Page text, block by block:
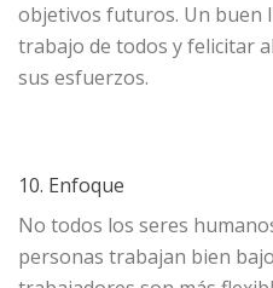
objetivos futuros. Un buen
trabajo de todos y felicitar
sus esfuerzos.
10. Enfoque
No todos los seres
personas trabajan bien